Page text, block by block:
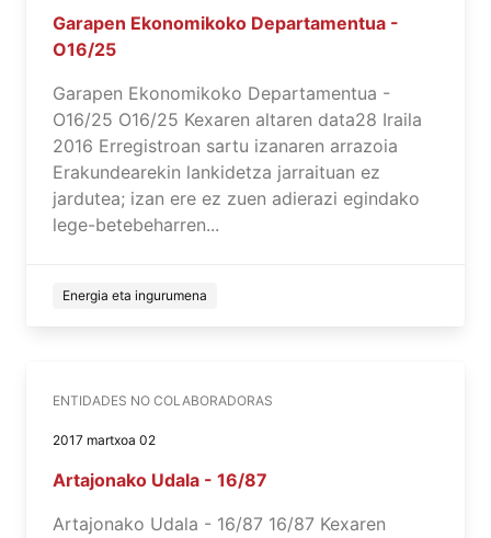
Garapen Ekonomikoko Departamentua -
O16/25
Garapen Ekonomikoko Departamentua -
O16/25 O16/25 Kexaren altaren data28 Iraila
2016 Erregistroan sartu izanaren arrazoia
Erakundearekin lankidetza jarraituan ez
jardutea; izan ere ez zuen adierazi egindako
lege-betebeharren...
Energia eta ingurumena
ENTIDADES NO COLABORADORAS
2017 martxoa 02
Artajonako Udala - 16/87
Artajonako Udala - 16/87 16/87 Kexaren